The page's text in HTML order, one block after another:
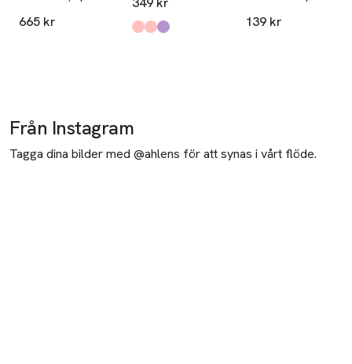
oil03 7ml/lip
665 kr
Produkten finns i färgerna:
Sugar Coral
Soft Pink
Wild Plum
139 kr
Från Instagram
Tagga dina bilder med @ahlens för att synas i vårt flöde.